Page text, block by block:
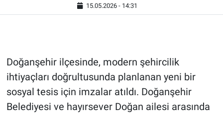
15.05.2026 - 14:31
Doğanşehir ilçesinde, modern şehircilik
ihtiyaçları doğrultusunda planlanan yeni bir
sosyal tesis için imzalar atıldı. Doğanşehir
Belediyesi ve hayırsever Doğan ailesi arasında